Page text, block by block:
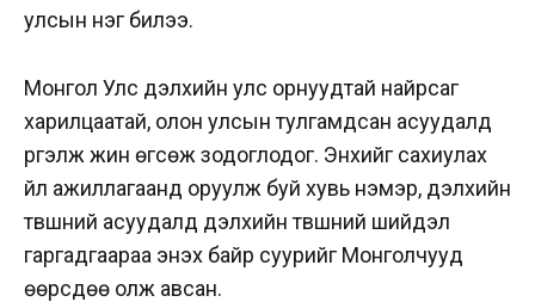
улсын нэг билээ.
Монгол Улс дэлхийн улс орнуудтай найрсаг
харилцаатай, олон улсын тулгамдсан асуудалд
үргэлж жин өгсөж зодоглодог. Энхийг сахиулах
үйл ажиллагаанд оруулж буй хувь нэмэр, дэлхийн
түвшний асуудалд дэлхийн түвшний шийдэл
гаргадгаараа энэхүү байр суурийг Монголчууд
өөрсдөө олж авсан.